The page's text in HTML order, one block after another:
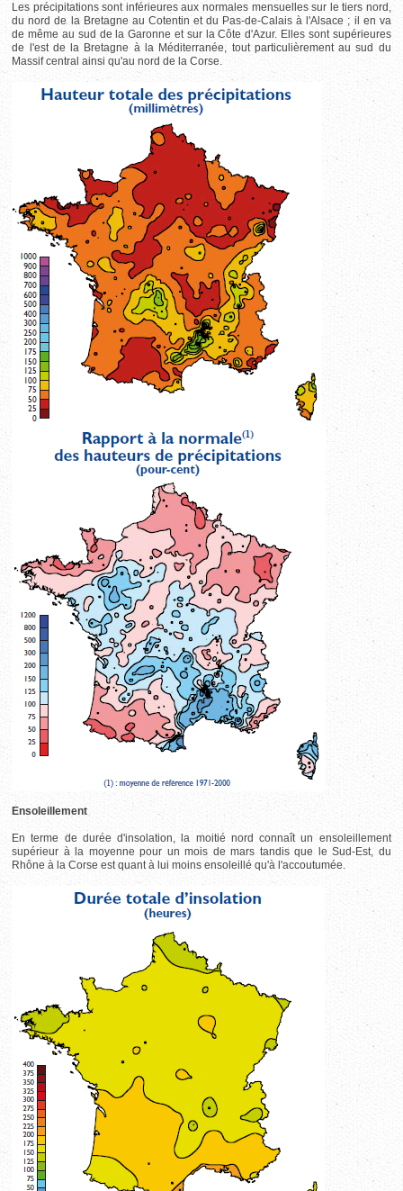
Les précipitations sont inférieures aux normales mensuelles sur le tiers nord,
du nord de la Bretagne au Cotentin et du Pas-de-Calais à l'Alsace ; il en va
de même au sud de la Garonne et sur la Côte d'Azur. Elles sont supérieures
de l'est de la Bretagne à la Méditerranée, tout particulièrement au sud du
Massif central ainsi qu'au nord de la Corse.
Ensoleillement
En terme de durée d'insolation, la moitié nord connaît un ensoleillement
supérieur à la moyenne pour un mois de mars tandis que le Sud-Est, du
Rhône à la Corse est quant à lui moins ensoleillé qu'à l'accoutumée.